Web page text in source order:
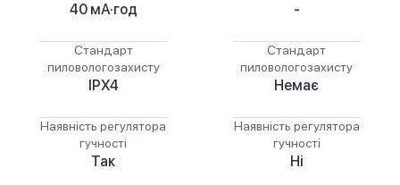
40 мА·год
Стандарт
пиловологозахисту
IPX4
Наявність регулятора
гучності
Так
-
Стандарт
пиловологозахисту
Немає
Наявність регулятора
гучності
Ні